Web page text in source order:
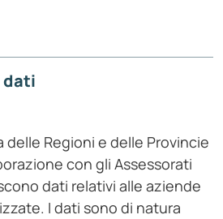
dati
Regioni e delle Provincie
con gli Assessorati
dati relativi alle aziende
I dati sono di natura